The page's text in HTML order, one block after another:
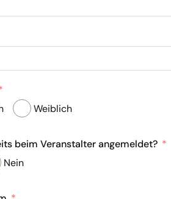
Weiblich
beim Veranstalter angemeldet?
Nein